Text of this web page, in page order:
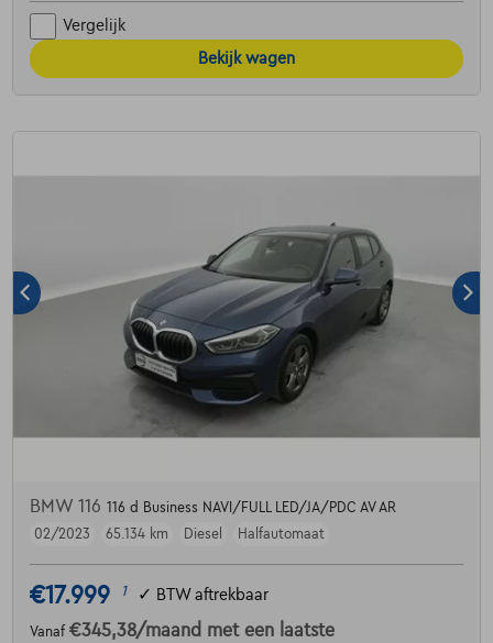
Vergelijk
Bekijk wagen
BMW 116 116 d Business NAVI/FULL LED/JA/PDC AV AR
02/2023
65.134 km Diesel Halfautomaat
€17.999 1 ✓ BTW aftrekbaar
Vanaf €345,38/maand met een laatste